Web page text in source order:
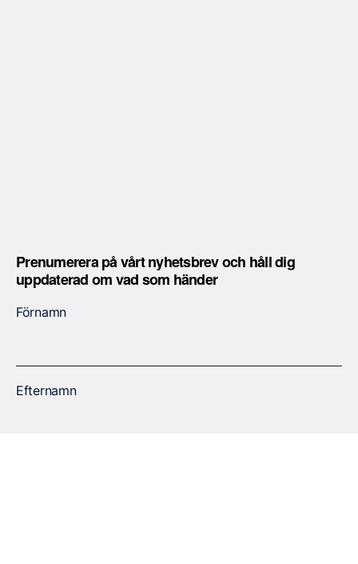
Prenumerera på vårt nyhetsbrev och håll dig
uppdaterad om vad som händer
Förnamn
Efternamn